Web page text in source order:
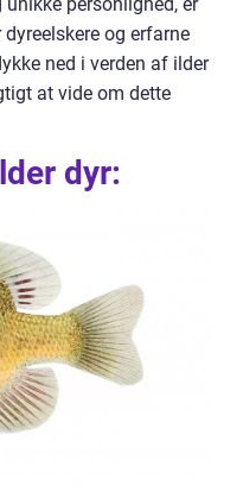
og erfarne
ned i verden af ilder
at vide om dette
dyr: